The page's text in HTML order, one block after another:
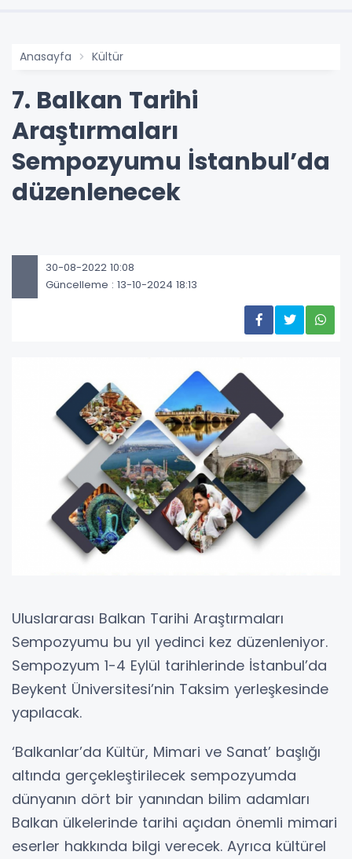
Anasayfa Kültür
7. Balkan Tarihi
Araştırmaları
Sempozyumu İstanbul’da
düzenlenecek
30-08-2022 10:08
Güncelleme : 13-10-2024 18:13
Uluslararası Balkan Tarihi Araştırmaları
Sempozyumu bu yıl yedinci kez düzenleniyor.
Sempozyum 1-4 Eylül tarihlerinde İstanbul’da
Beykent Üniversitesi’nin Taksim yerleşkesinde
yapılacak.
‘Balkanlar’da Kültür, Mimari ve Sanat’ başlığı
altında gerçekleştirilecek sempozyumda
dünyanın dört bir yanından bilim adamları
Balkan ülkelerinde tarihi açıdan önemli mimari
eserler hakkında bilgi verecek. Ayrıca kültürel